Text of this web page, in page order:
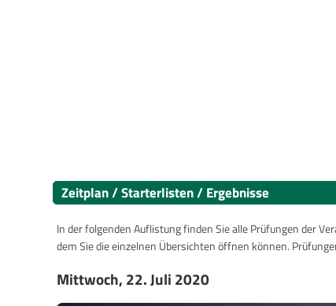
Zeitplan / Starterlisten / Ergebnisse
In der folgenden Auflistung finden Sie alle Prüfungen der
dem Sie die einzelnen Übersichten öffnen können.
Mittwoch, 22. Juli 2020